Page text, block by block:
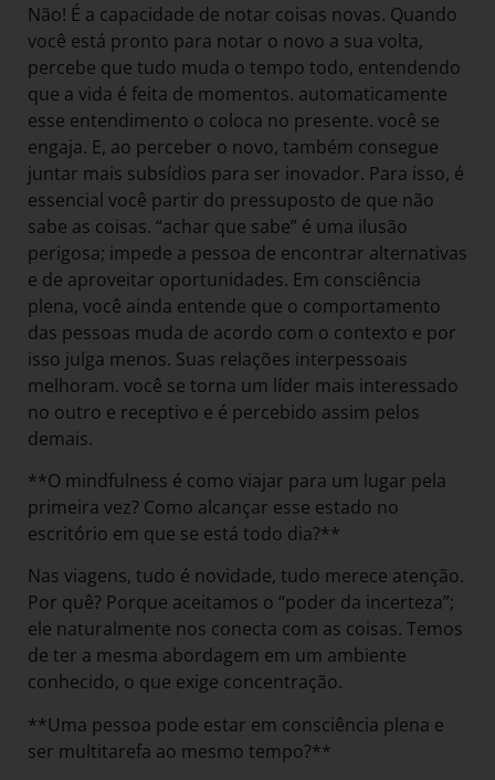
Não! É a capacidade de notar coisas novas. Quando
você está pronto para notar o novo a sua volta,
percebe que tudo muda o tempo todo, entendendo
que a vida é feita de momentos. automaticamente
esse entendimento o coloca no presente. você se
engaja. E, ao perceber o novo, também consegue
juntar mais subsídios para ser inovador. Para isso, é
essencial você partir do pressuposto de que não
sabe as coisas. “achar que sabe” é uma ilusão
perigosa; impede a pessoa de encontrar alternativas
e de aproveitar oportunidades. Em consciência
plena, você ainda entende que o comportamento
das pessoas muda de acordo com o contexto e por
isso julga menos. Suas relações interpessoais
melhoram. você se torna um líder mais interessado
no outro e receptivo e é percebido assim pelos
demais.
**O mindfulness é como viajar para um lugar pela
primeira vez? Como alcançar esse estado no
escritório em que se está todo dia?**
Nas viagens, tudo é novidade, tudo merece atenção.
Por quê? Porque aceitamos o “poder da incerteza”;
ele naturalmente nos conecta com as coisas. Temos
de ter a mesma abordagem em um ambiente
conhecido, o que exige concentração.
**Uma pessoa pode estar em consciência plena e
ser multitarefa ao mesmo tempo?**